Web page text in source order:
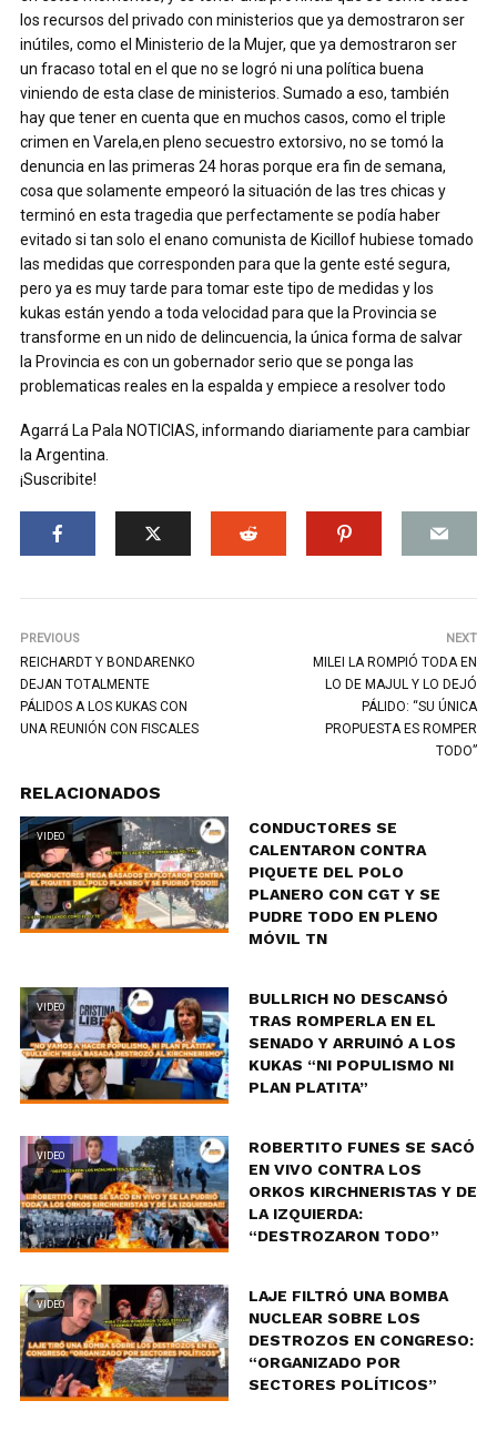
los recursos del privado con ministerios que ya demostraron ser
inútiles, como el Ministerio de la Mujer, que ya demostraron ser
un fracaso total en el que no se logró ni una política buena
viniendo de esta clase de ministerios. Sumado a eso, también
hay que tener en cuenta que en muchos casos, como el triple
crimen en Varela,en pleno secuestro extorsivo, no se tomó la
denuncia en las primeras 24 horas porque era fin de semana,
cosa que solamente empeoró la situación de las tres chicas y
terminó en esta tragedia que perfectamente se podía haber
evitado si tan solo el enano comunista de Kicillof hubiese tomado
las medidas que corresponden para que la gente esté segura,
pero ya es muy tarde para tomar este tipo de medidas y los
kukas están yendo a toda velocidad para que la Provincia se
transforme en un nido de delincuencia, la única forma de salvar
la Provincia es con un gobernador serio que se ponga las
problematicas reales en la espalda y empiece a resolver todo
Agarrá La Pala NOTICIAS, informando diariamente para cambiar
la Argentina.
¡Suscribite!
PREVIOUS
REICHARDT Y BONDARENKO
DEJAN TOTALMENTE
PÁLIDOS A LOS KUKAS CON
UNA REUNIÓN CON FISCALES
NEXT
MILEI LA ROMPIÓ TODA EN
LO DE MAJUL Y LO DEJÓ
PÁLIDO: “SU ÚNICA
PROPUESTA ES ROMPER
TODO”
RELACIONADOS
VIDEO
CONDUCTORES SE
CALENTARON CONTRA
PIQUETE DEL POLO
PLANERO CON CGT Y SE
PUDRE TODO EN PLENO
MÓVIL TN
VIDEO
BULLRICH NO DESCANSÓ
TRAS ROMPERLA EN EL
SENADO Y ARRUINÓ A LOS
KUKAS “NI POPULISMO NI
PLAN PLATITA”
VIDEO
ROBERTITO FUNES SE SACÓ
EN VIVO CONTRA LOS
ORKOS KIRCHNERISTAS Y DE
LA IZQUIERDA:
“DESTROZARON TODO”
VIDEO
LAJE FILTRÓ UNA BOMBA
NUCLEAR SOBRE LOS
DESTROZOS EN CONGRESO:
“ORGANIZADO POR
SECTORES POLÍTICOS”